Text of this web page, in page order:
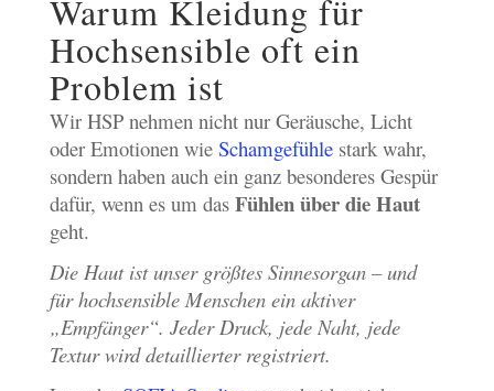
Warum Kleidung für
Hochsensible oft ein
Problem ist
Wir HSP nehmen nicht nur Geräusche, Licht
oder Emotionen wie Schamgefühlestark wahr,
sondern haben auch ein ganz besonderes Gespür
dafür, wenn es um das Fühlen über die Haut
geht.
Die Haut ist unser größtes Sinnesorgan – und
für hochsensible Menschen ein aktiver
„Empfänger“. Jeder Druck, jede Naht, jede
Textur wird detaillierter registriert.